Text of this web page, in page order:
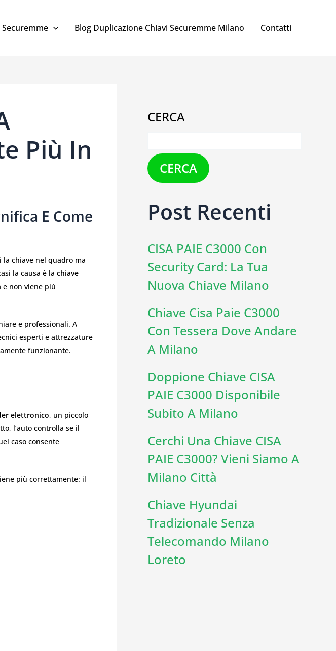
Securemme Blog Duplicazione Chiavi Securemme Milano Contatti
Più In
E Come
la chiave nel quadro ma
la causa è la chiave
e non viene più
e professionali. A
esperti e attrezzature
funzionante.
elettronico, un piccolo
l’auto controlla se il
caso consente
più correttamente: il
CERCA
CERCA
Post Recenti
CISA PAIE C3000 Con
Security Card: La Tua
Nuova Chiave Milano
Chiave Cisa Paie C3000
Con Tessera Dove Andare
A Milano
Doppione Chiave CISA
PAIE C3000 Disponibile
Subito A Milano
Cerchi Una Chiave CISA
PAIE C3000? Vieni Siamo A
Milano Città
Chiave Hyundai
Tradizionale Senza
Telecomando Milano
Loreto